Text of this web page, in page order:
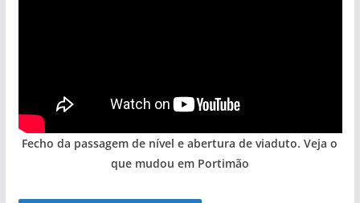
Fecho da passagem de nível e abertura de viaduto. Veja o
que mudou em Portimão